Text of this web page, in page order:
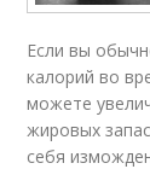
Если вы
калорий во
можете
жировых
себя